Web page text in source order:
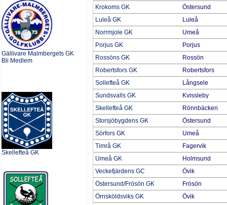
Gällivare Malmbergets GK
Bli Medlem
Skellefteå GK
Krokoms GK
Östersund
Luleå GK
Luleå
Norrmjole GK
Umeå
Porjus GK
Porjus
Rossöns GK
Rossön
Robertsfors GK
Robertsfors
Sollefteå GK
Långsele
Sundsvalls GK
Kvissleby
Skellefteå GK
Rönnbäcken
Storsjöbygdens GK
Östersund
Sörfors GK
Umeå
Timrå GK
Fagervik
Umeå GK
Holmsund
Veckefjärdens GC
Övik
Östersund/Frösön GK
Frösön
Örnsköldsviks GK
Övik